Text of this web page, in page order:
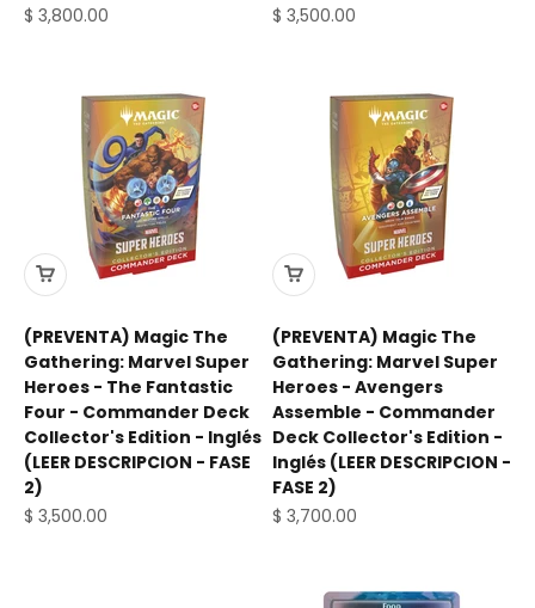
Precio de oferta
$ 3,800.00
Precio de oferta
$ 3,500.00
(PREVENTA) Magic The
Gathering: Marvel Super
Heroes - The Fantastic
Four - Commander Deck
Collector's Edition - Inglés
(LEER DESCRIPCION - FASE
2)
Precio de oferta
$ 3,500.00
(PREVENTA) Magic The
Gathering: Marvel Super
Heroes - Avengers
Assemble - Commander
Deck Collector's Edition -
Inglés (LEER DESCRIPCION -
FASE 2)
Precio de oferta
$ 3,700.00